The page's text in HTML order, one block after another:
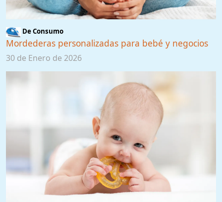
De Consumo
Mordederas personalizadas para bebé y negocios
30 de Enero de 2026